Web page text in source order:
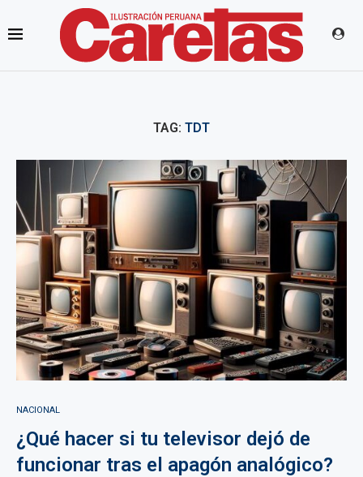
TAG: TDT
NACIONAL
¿Qué hacer si tu televisor dejó de
funcionar tras el apagón analógico?